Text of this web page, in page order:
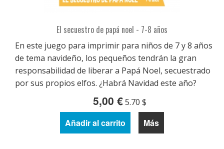
El secuestro de papá noel - 7-8 años
En este juego para imprimir para niños de 7 y 8 años
de tema navideño, los pequeños tendrán la gran
responsabilidad de liberar a Papá Noel, secuestrado
por sus propios elfos. ¿Habrá Navidad este año?
5,00 € 5.70 $
Añadir al carrito Más